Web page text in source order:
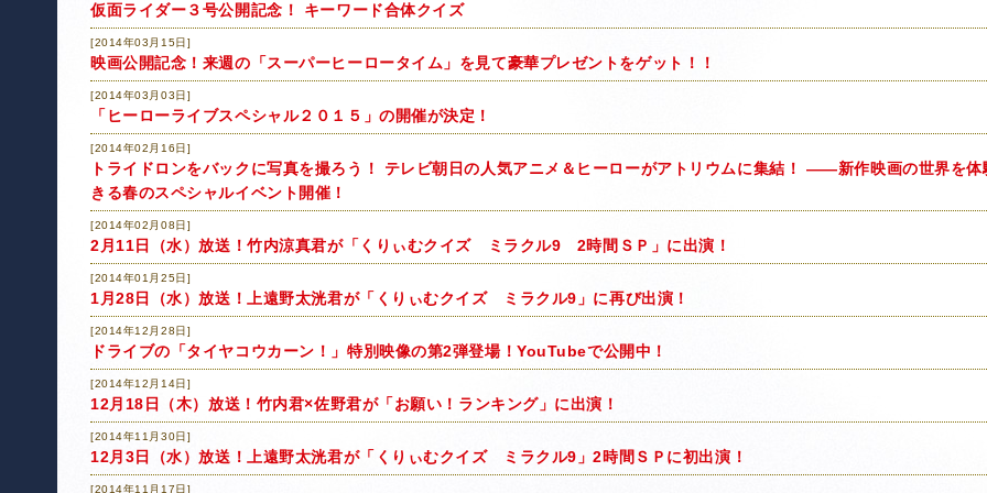
仮面ライダー３号公開記念！ キーワード合体クイズ
[2014年03月15日]
映画公開記念！来週の「スーパーヒーロータイム」を見て豪華プレゼントをゲット！！
[2014年03月03日]
「ヒーローライブスペシャル２０１５」の開催が決定！
[2014年02月16日]
トライドロンをバックに写真を撮ろう！ テレビ朝日の人気アニメ＆ヒーローがアトリウムに集結！ ――新作映画の世界を体
きる春のスペシャルイベント開催！
[2014年02月08日]
2月11日（水）放送！竹内涼真君が「くりぃむクイズ ミラクル9 2時間ＳＰ」に出演！
[2014年01月25日]
1月28日（水）放送！上遠野太洸君が「くりぃむクイズ ミラクル9」に再び出演！
[2014年12月28日]
ドライブの「タイヤコウカーン！」特別映像の第2弾登場！YouTubeで公開中！
[2014年12月14日]
12月18日（木）放送！竹内君×佐野君が「お願い！ランキング」に出演！
[2014年11月30日]
12月3日（水）放送！上遠野太洸君が「くりぃむクイズ ミラクル9」2時間ＳＰに初出演！
[2014年11月17日]